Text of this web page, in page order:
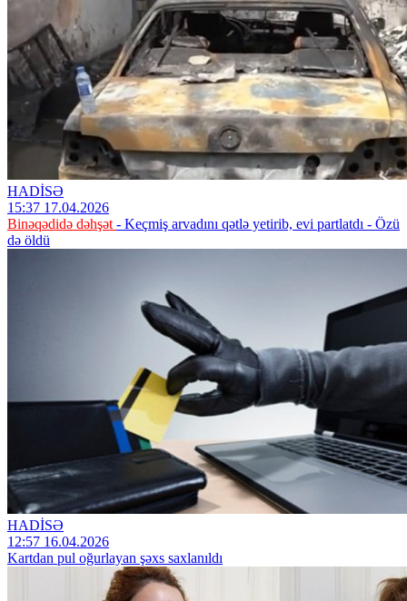
HADİSƏ
15:37 17.04.2026
Binəqədidə dəhşət - Keçmiş arvadını qətlə yetirib, evi partlatdı - Özü
də öldü
HADİSƏ
12:57 16.04.2026
Kartdan pul oğurlayan şəxs saxlanıldı